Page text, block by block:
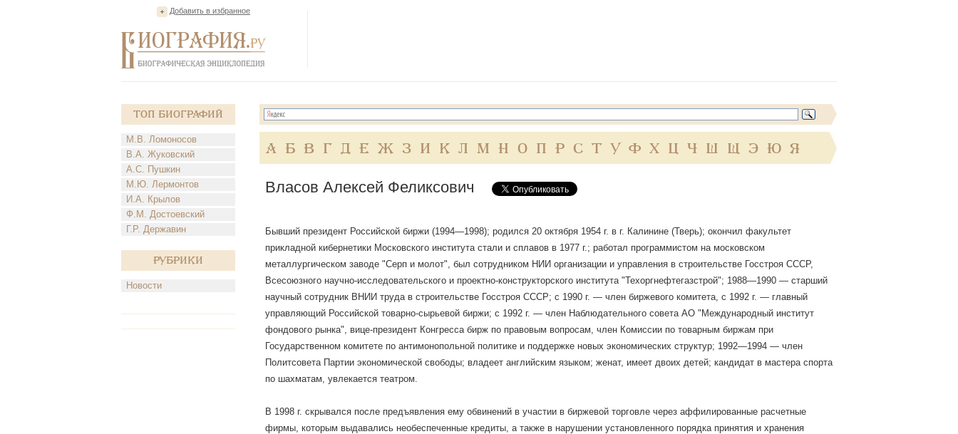
Добавить в избранное
Топ Биографий
М.В. Ломоносов
В.А. Жуковский
А.С. Пушкин
М.Ю. Лермонтов
И.А. Крылов
Ф.М. Достоевский
Г.Р. Державин
Рубрики
Новости
А Б В Г Д Е Ж З И К Л М Н О П Р С Т У Ф Х Ц Ч Ш Щ Э Ю Я
Власов Алексей Феликсович
Бывший президент Российской биржи (1994—1998); родился 20 октября 1954 г. в г. Калинине (Тверь); окончил факультет
прикладной кибернетики Московского института стали и сплавов в 1977 г.; работал программистом на московском
металлургическом заводе "Серп и молот", был сотрудником НИИ организации и управления в строительстве Госстроя СССР,
Всесоюзного научно-исследовательского и проектно-конструкторского института "Техоргнефтегазстрой"; 1988—1990 — старший
научный сотрудник ВНИИ труда в строительстве Госстроя СССР; с 1990 г. — член биржевого комитета, с 1992 г. — главный
управляющий Российской товарно-сырьевой биржи; с 1992 г. — член Наблюдательного совета АО "Международный институт
фондового рынка", вице-президент Конгресса бирж по правовым вопросам, член Комиссии по товарным биржам при
Государственном комитете по антимонопольной политике и поддержке новых экономических структур; 1992—1994 — член
Политсовета Партии экономической свободы; владеет английским языком; женат, имеет двоих детей; кандидат в мастера спорта
по шахматам, увлекается театром.
В 1998 г. скрывался после предъявления ему обвинений в участии в биржевой торговле через аффилированные расчетные
фирмы, которым выдавались необеспеченные кредиты, а также в нарушении установленного порядка принятия и хранения